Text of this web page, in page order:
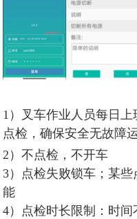
1）叉车作业人员每日
点检，确保安全无故障
2）不点检，不开车
3）点检失败锁车；某
能
4）点检时长限制：时